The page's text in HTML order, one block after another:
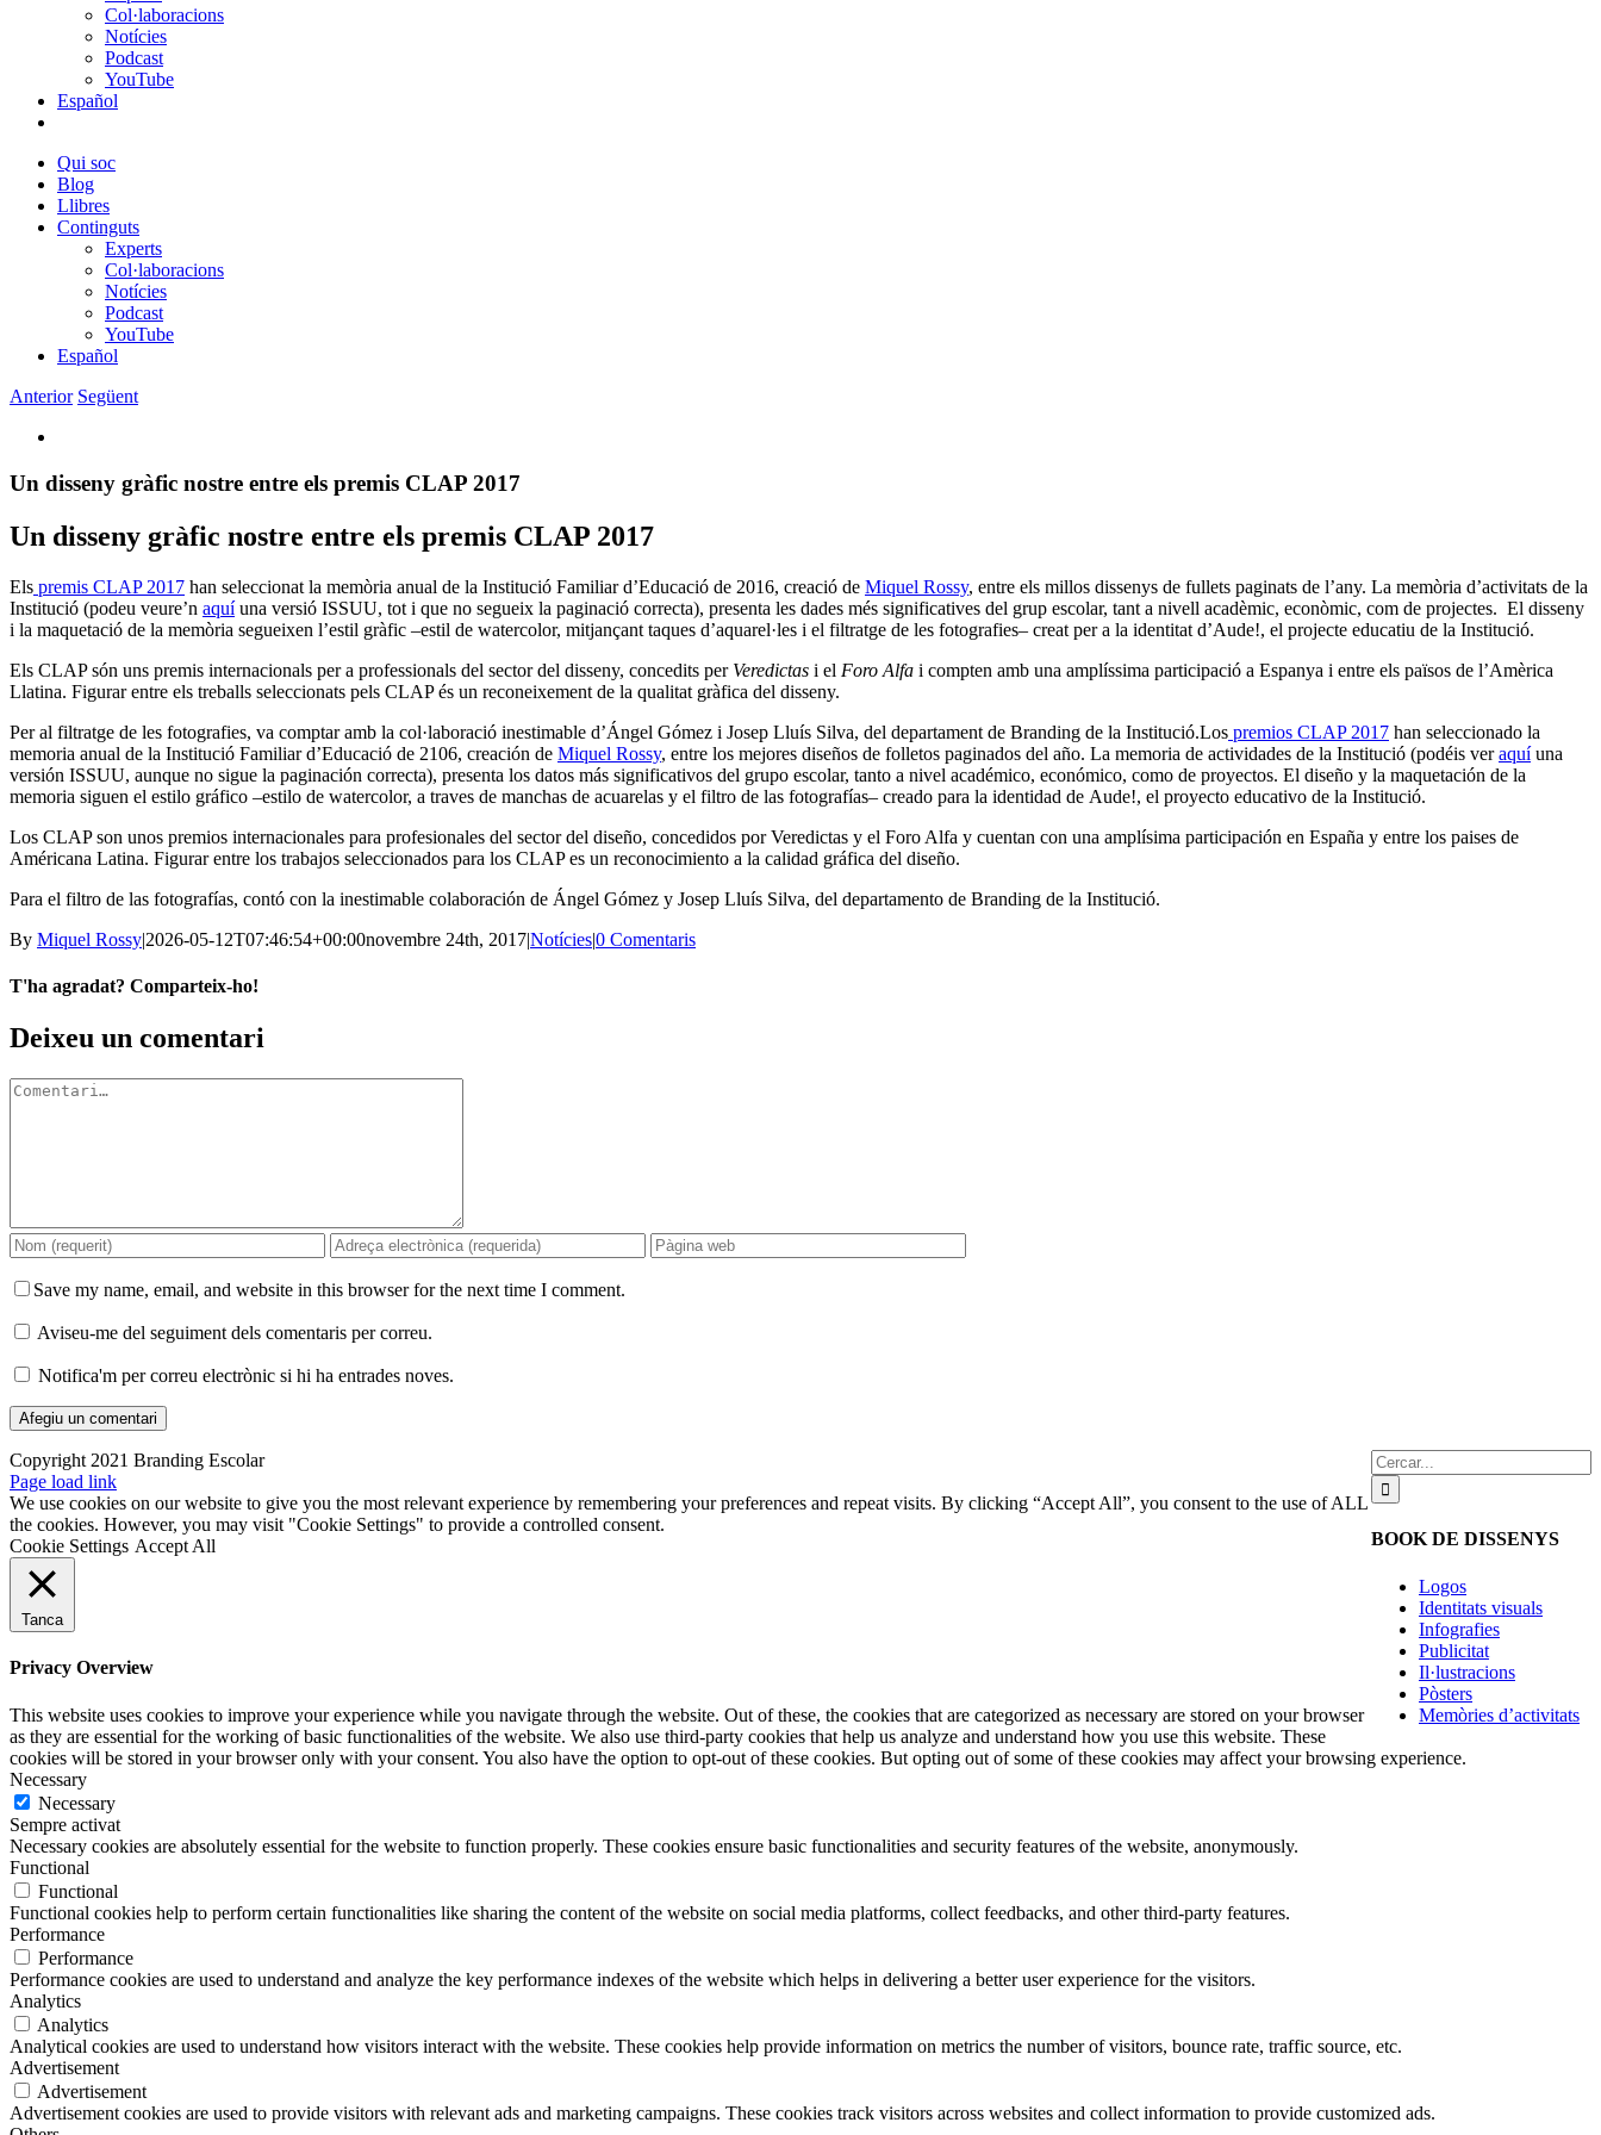
Col·laboracions
Notícies
Podcast
YouTube
Español
Qui soc
Blog
Llibres
Continguts
Experts
Col·laboracions
Notícies
Podcast
YouTube
Español
Anterior Següent
Image
Un disseny gràfic nostre entre els premis CLAP 2017
Un disseny gràfic nostre entre els premis CLAP 2017
Els premis CLAP 2017 han seleccionat la memòria anual de la Institució Familiar d’Educació de 2016, creació de Miquel Rossy, entre els millos dissenys de fullets paginats de l’any. La memòria d’activitats de la
Institució (podeu veure’n aquíuna versió ISSUU, tot i que no segueix la paginació correcta), presenta les dades més significatives del grup escolar, tant a nivell acadèmic, econòmic, com de projectes. El disseny
i la maquetació de la memòria segueixen l’estil gràfic –estil de watercolor, mitjançant taques d’aquarel·les i el filtratge de les fotografies– creat per a la identitat d’Aude!, el projecte educatiu de la Institució.
Els CLAP són uns premis internacionals per a professionals del sector del disseny, concedits per Veredictas i el Foro Alfa i compten amb una amplíssima participació a Espanya i entre els països de l’Amèrica
Llatina. Figurar entre els treballs seleccionats pels CLAP és un reconeixement de la qualitat gràfica del disseny.
Per al filtratge de les fotografies, va comptar amb la col·laboració inestimable d’Ángel Gómez i Josep Lluís Silva, del departament de Branding de la Institució.Los premios CLAP 2017 han seleccionado la
memoria anual de la Institució Familiar d’Educació de 2106, creación de Miquel Rossy, entre los mejores diseños de folletos paginados del año. La memoria de actividades de la Institució (podéis veraquíuna
versión ISSUU, aunque no sigue la paginación correcta), presenta los datos más significativos del grupo escolar, tanto a nivel académico, económico, como de proyectos. El diseño y la maquetación de la
memoria siguen el estilo gráfico –estilo de watercolor, a traves de manchas de acuarelas y el filtro de las fotografías– creado para la identidad de Aude!, el proyecto educativo de la Institució.
Los CLAP son unos premios internacionales para profesionales del sector del diseño, concedidos por Veredictas y el Foro Alfa y cuentan con una amplísima participación en España y entre los paises de
Américana Latina. Figurar entre los trabajos seleccionados para los CLAP es un reconocimiento a la calidad gráfica del diseño.
Para el filtro de las fotografías, contó con la inestimable colaboración de Ángel Gómez y Josep Lluís Silva, del departamento de Branding de la Institució.
By Miquel Rossy|2026-05-12T07:46:54+00:00novembre 24th, 2017|Notícies|0 Comentaris
T'ha agradat? Comparteix-ho!
Facebook
X
LinkedIn
WhatsApp
Telegram
Email:
Deixeu un comentari
Comment
Save my name, email, and website in this browser for the next time I comment.
Aviseu-me del seguiment dels comentaris per correu.
Notifica'm per correu electrònic si hi ha entrades noves.
Cerca
…
BOOK DE DISSENYS
Logos
Identitats visuals
Infografies
Publicitat
Il·lustracions
Pòsters
Memòries d’activitats
Copyright 2021 Branding Escolar
X
Instagram
LinkedIn
YouTube
Email:
Facebook
Page load link
We use cookies on our website to give you the most relevant experience by remembering your preferences and repeat visits. By clicking “Accept All”, you consent to the use of ALL
the cookies. However, you may visit "Cookie Settings" to provide a controlled consent.
Cookie Settings Accept All
Tanca
Privacy Overview
This website uses cookies to improve your experience while you navigate through the website. Out of these, the cookies that are categorized as necessary are stored on your browser
as they are essential for the working of basic functionalities of the website. We also use third-party cookies that help us analyze and understand how you use this website. These
cookies will be stored in your browser only with your consent. You also have the option to opt-out of these cookies. But opting out of some of these cookies may affect your browsing experience.
Necessary
Necessary
Sempre activat
Necessary cookies are absolutely essential for the website to function properly. These cookies ensure basic functionalities and security features of the website, anonymously.
Functional
Functional
Functional cookies help to perform certain functionalities like sharing the content of the website on social media platforms, collect feedbacks, and other third-party features.
Performance
Performance
Performance cookies are used to understand and analyze the key performance indexes of the website which helps in delivering a better user experience for the visitors.
Analytics
Analytics
Analytical cookies are used to understand how visitors interact with the website. These cookies help provide information on metrics the number of visitors, bounce rate, traffic source, etc.
Advertisement
Advertisement
Advertisement cookies are used to provide visitors with relevant ads and marketing campaigns. These cookies track visitors across websites and collect information to provide customized ads.